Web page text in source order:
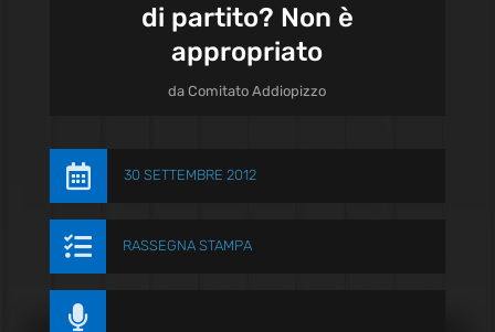
di partito? Non è
appropriato
daComitato Addiopizzo
 30 SETTEMBRE 2012
 RASSEGNA STAMPA
